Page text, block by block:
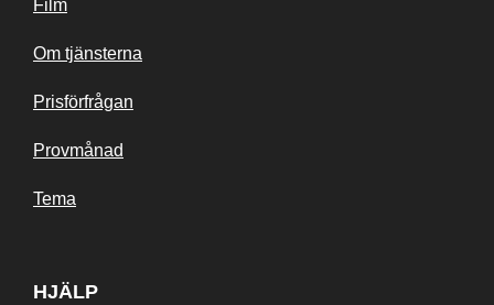
Film
Om tjänsterna
Prisförfrågan
Provmånad
Tema
HJÄLP